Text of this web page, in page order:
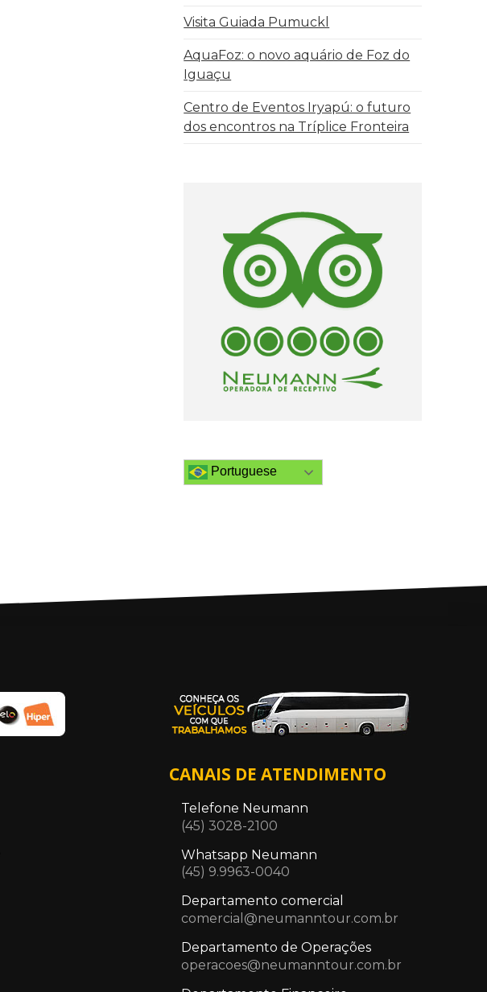
Visita Guiada Pumuckl
AquaFoz: o novo aquário de Foz do
Iguaçu
Centro de Eventos Iryapú: o futuro
dos encontros na Tríplice Fronteira
Portuguese
CANAIS DE ATENDIMENTO
Telefone Neumann
(45) 3028-2100
Whatsapp Neumann
(45) 9.9963-0040
Departamento comercial
comercial@neumanntour.com.br
Departamento de Operações
operacoes@neumanntour.com.br